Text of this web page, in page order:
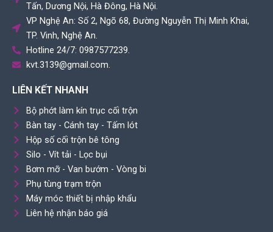
Tấn, Dương Nội, Hà Đông, Hà Nội.
VP Nghệ An: Số 2, Ngõ 68, Đường Nguyễn Thị Minh Khai,
TP. Vinh, Nghệ An.
Hotline 24/7: 0987577239.
kvt.3139@gmail.com.
LIÊN KẾT NHANH
Bộ phớt làm kín trục cối trộn
Bàn tay - Cánh tay - Tấm lót
Hộp số cối trộn bê tông
Silo - Vít tải - Lọc bụi
Bơm mỡ - Van bướm - Vòng bi
Phụ tùng trạm trộn
Máy móc thiết bị nhập khẩu
Liên hệ nhận báo giá